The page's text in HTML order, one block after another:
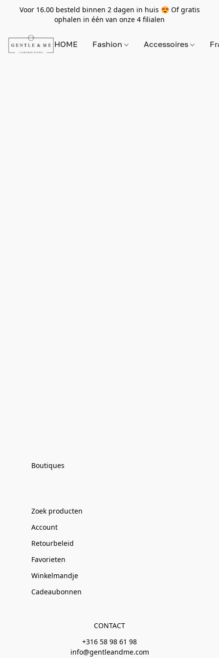
Voor 16.00 besteld binnen 2 dagen in huis 😍 Of gratis
ophalen in één van onze 4 filialen
HOME Fashion Accessoires
Boutiques
Zoek producten
Account
Retourbeleid
Favorieten
Winkelmandje
Cadeaubonnen
CONTACT
+316 58 98 61 98
info@gentleandme.com